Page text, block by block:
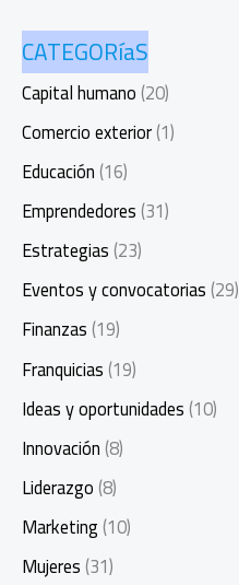
CATEGORíaS
Capital humano(20)
Comercio exterior(1)
Educación(16)
Emprendedores(31)
Estrategias(23)
Eventos y convocatorias(29)
Finanzas(19)
Franquicias(19)
Ideas y oportunidades(10)
Innovación(8)
Liderazgo(8)
Marketing(10)
Mujeres(31)